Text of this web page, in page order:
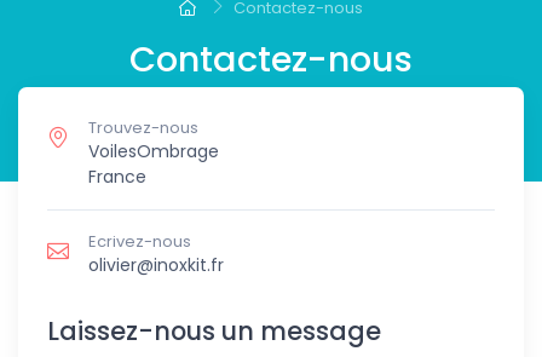
Contactez-nous
Contactez-nous
Trouvez-nous
VoilesOmbrage
France
Ecrivez-nous
olivier@inoxkit.fr
Laissez-nous un message